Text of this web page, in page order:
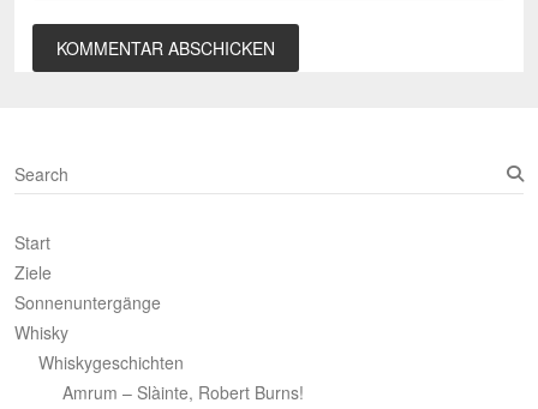
S
e
r
c
h
Start
Ziele
Sonnenuntergänge
Whisky
Whiskygeschichten
Amrum – Slàinte, Robert Burns!